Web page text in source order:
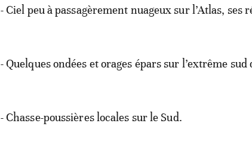
- Ciel peu à passagèrement nuageux sur l’Atlas, ses
- Quelques ondées et orages épars sur l’extrême
- Chasse-poussières locales sur le Sud.